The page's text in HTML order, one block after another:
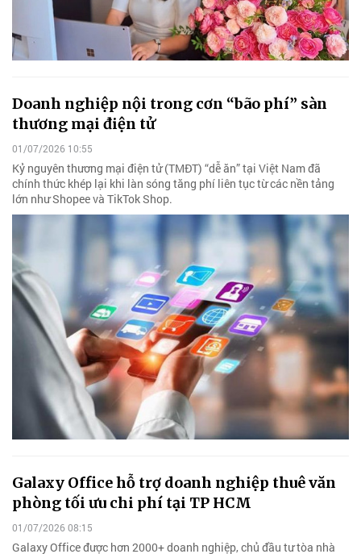
Doanh nghiệp nội trong cơn “bão phí” sàn
thương mại điện tử
01/07/2026 10:55
Kỷ nguyên thương mại điện tử (TMĐT) “dễ ăn” tại Việt Nam đã
chính thức khép lại khi làn sóng tăng phí liên tục từ các nền tảng
lớn như Shopee và TikTok Shop.
Galaxy Office hỗ trợ doanh nghiệp thuê văn
phòng tối ưu chi phí tại TP HCM
01/07/2026 08:15
Galaxy Office được hơn 2000+ doanh nghiệp, chủ đầu tư tòa nhà